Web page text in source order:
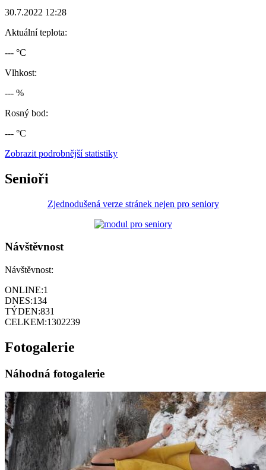
30.7.2022 12:28
Aktuální teplota:
--- °C
Vlhkost:
--- %
Rosný bod:
--- °C
Zobrazit podrobnější statistiky
Senioři
Zjednodušená verze stránek nejen pro seniory
Návštěvnost
Návštěvnost:
ONLINE:1
DNES:134
TÝDEN:831
CELKEM:1302239
Fotogalerie
Náhodná fotogalerie